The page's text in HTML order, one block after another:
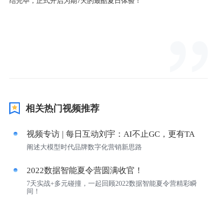
视觉智能
消息中心
相关热门视频推荐
视频专访 | 每日互动刘宇：AI不止GC，更有TA
阐述大模型时代品牌数字化营销新思路
2022数据智能夏令营圆满收官！
7天实战+多元碰撞，一起回顾2022数据智能夏令营精彩瞬
间！